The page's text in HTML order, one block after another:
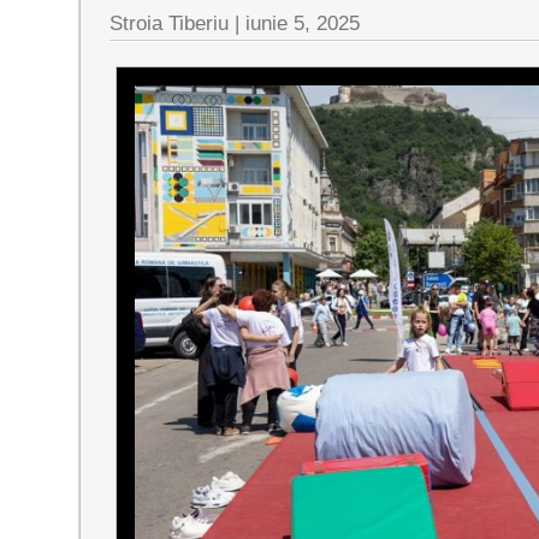
Stroia Tiberiu | iunie 5, 2025